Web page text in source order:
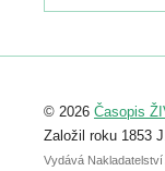
Registrovat se
abstraktu
posteru je už
© 2026 Časopis
Založil roku 1853
Vydává Nakladatelství